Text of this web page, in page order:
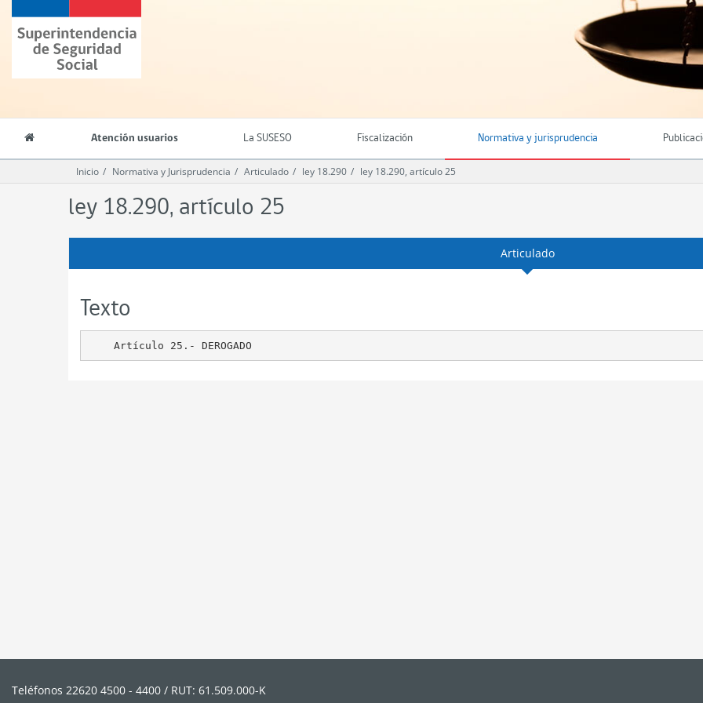
principalSuperintendencia
de
Seguridad
(SUSESO)
Chile
Atención usuarios La SUSESO Fiscalización Normativa y jurisprudencia
Inicio Normativa y Jurisprudencia Articulado ley 18.290 ley 18.290, artículo 25
ley 18.290, artículo 25
Articulado
Texto
Teléfonos 22620 4500 - 4400 / RUT: 61.509.000-K